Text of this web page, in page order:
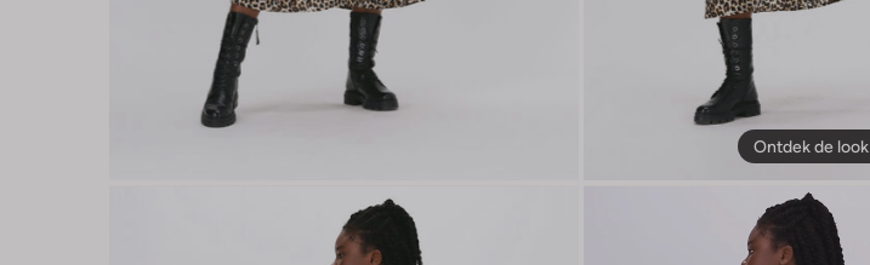
Ontdek de look